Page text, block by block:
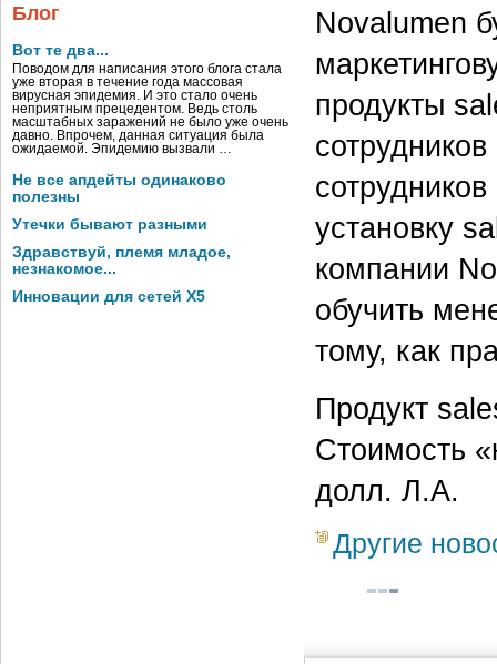
Блог
Вот те два...
Поводом для написания этого блога стала
уже вторая в течение года массовая
вирусная эпидемия. И это стало очень
неприятным прецедентом. Ведь столь
масштабных заражений не было уже очень
давно. Впрочем, данная ситуация была
ожидаемой. Эпидемию вызвали …
Не все апдейты одинаково
полезны
Утечки бывают разными
Здравствуй, племя младое,
незнакомое...
Инновации для сетей X5
Novalumen
продукты
установку
компании
обучить
тому, как
Продукт
Стоимость
долл. Л.А.
Другие